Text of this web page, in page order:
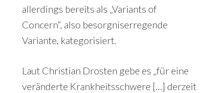
allerdings bereits als „Variants of
Concern“, also besorgniserregende
Variante, kategorisiert.
Laut Christian Drosten gebe es „für eine
veränderte Krankheitsschwere […] derzeit